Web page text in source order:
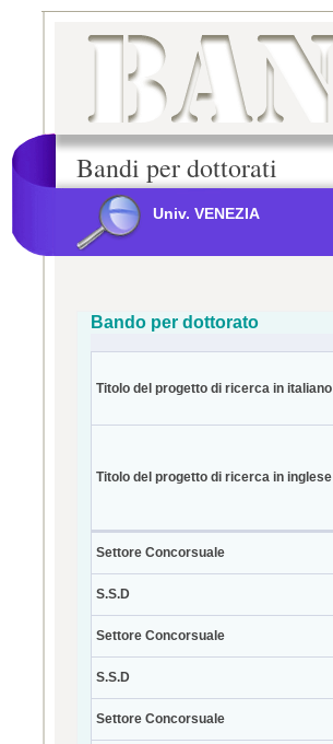
Bandi per dottorati
Univ. VENEZIA
Bando per dottorato
Titolo del progetto di ricerca in italiano
Titolo del progetto di ricerca in inglese
Settore Concorsuale
S.S.D
Settore Concorsuale
S.S.D
Settore Concorsuale